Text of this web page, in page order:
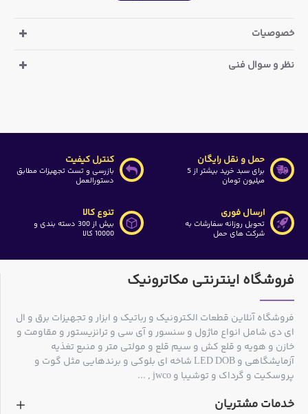
اندازه گیری زاویه قائم (زاویه شیب)خصوصیات
نظر و سوال فنی
حمل و نقل رایگان
برای سبد خرید بیشتر از 5
میلیون تومان
کنترل کیفیت
بازرسی و تست تجهیزات مطابق
دستورالعمل
ارسال فوری
تحویل روزانه سفارشات به
شرکت های حمل
تنوع کالا
بیش از 300 دسته بندی و
10000 کالا
فروشگاه اینترنتی مکاترونیک
فروشگاه آنلاین قطعات الکترونیک و رباتیک و ابزار و تجهیزات برق و ال
ای دی شامل انواع ماژول و سنسور و آی سی و ترانزیستور و مقاومت و
خازن و هویه و قلع کش و سیم قلع و مولتی متر و منبع تغذیه
آزمایشگاهی و LED DOB شاخه ای بلوکی و برندهایی مثل گوت و
پروسکیت و گرداک و توشیبا و jwco , ...
خدمات مشتریان